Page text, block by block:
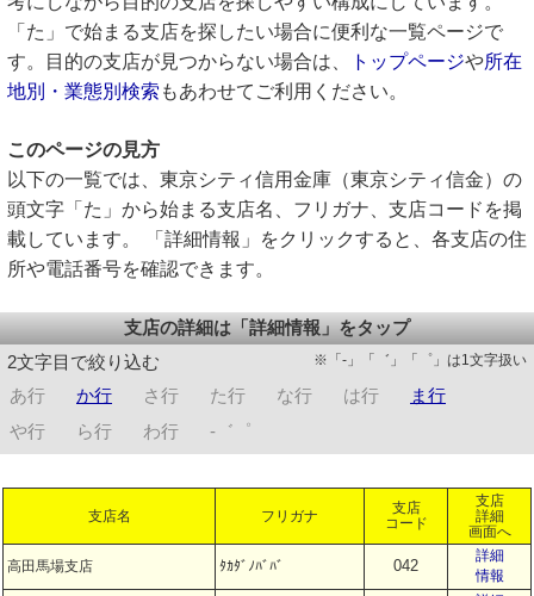
「た」で始まる支店を探したい場合に便利な一覧ページで
す。目的の支店が見つからない場合は、
トップページや所在
地別・業態別検索 もあわせてご利用ください。
このページの見方
以下の一覧では、東京シティ信用金庫（東京シティ信金）の
頭文字「た」から始まる支店名、フリガナ、支店コードを掲
載しています。 「詳細情報」をクリックすると、各支店の住
所や電話番号を確認できます。
支店の詳細は「詳細情報」をタップ
2文字目で絞り込む
※「-」「゛」「゜」は1文字扱い
あ行 か行 さ行 た行 な行 は行
ま行
や行
ら行 わ行 -゛゜
支店名 フリガナ
支店
コード
支店
詳細
画面へ
高田馬場支店 ﾀｶﾀﾞﾉﾊﾞﾊﾞ 042
詳細
情報